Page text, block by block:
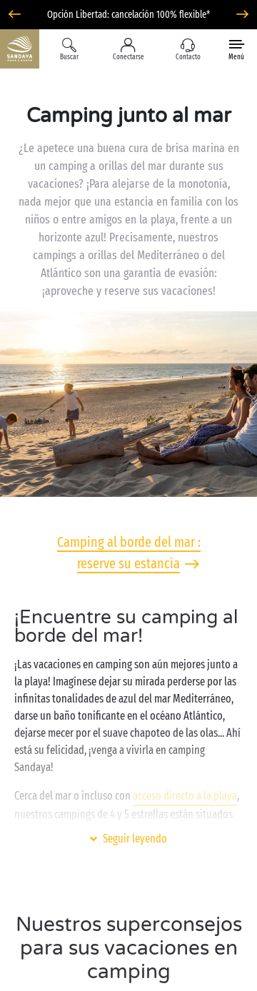
Opción Libertad: cancelación 100% flexible*
Buscar Conectarse Contacto Menú
Camping junto al mar
¿Le apetece una buena cura de brisa marina en
un camping a orillas del mar durante sus
vacaciones? ¡Para alejarse de la monotonía,
nada mejor que una estancia en familia con los
niños o entre amigos en la playa, frente a un
horizonte azul! Precisamente, nuestros
campings a orillas del Mediterráneo o del
Atlántico son una garantía de evasión:
¡aproveche y reserve sus vacaciones!
Camping al borde del mar :
reserve su estancia
¡Encuentre su camping al
borde del mar!
¡Las vacaciones en camping son aún mejores junto a
la playa! Imagínese dejar su mirada perderse por las
infinitas tonalidades de azul del mar Mediterráneo,
darse un baño tonificante en el océano Atlántico,
dejarse mecer por el suave chapoteo de las olas... Ahí
está su felicidad, ¡venga a vivirla en camping
Sandaya!
Cerca del mar o incluso con acceso directo a la playa,
nuestros campings de 4 y 5 estrellas están situados
en los mejores destinos para ofrecerle unas
vacaciones en un entorno excepcional. ¡Aproveche
paddle surf en familia o una excursión de piragüismo
en pareja. ¿Lo suyo es el dolce far niente en la playa?
Túmbese a tomar el sol y reponer vitaminas, resulta
ideal para desconectar y cargar las pilas. ¿No es
Seguir leyendo
Nuestros superconsejos
para sus vacaciones en
camping